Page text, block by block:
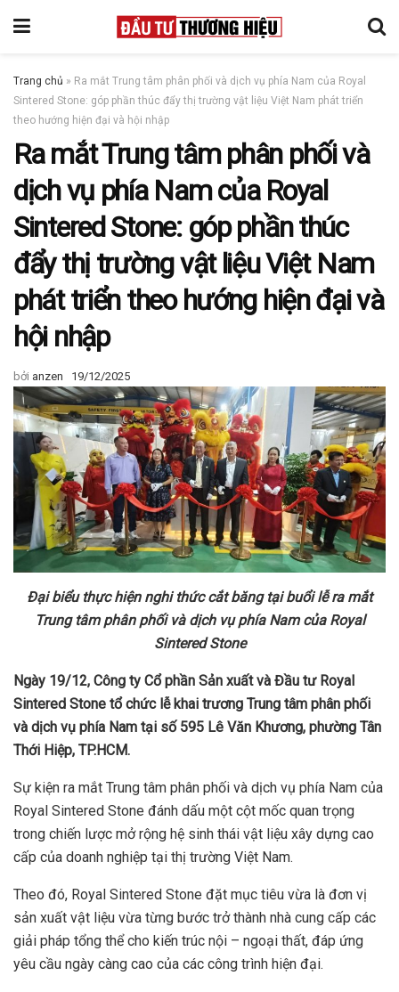
Trang chủ » Ra mắt Trung tâm phân phối và dịch vụ phía Nam của Royal
Sintered Stone: góp phần thúc đẩy thị trường vật liệu Việt Nam phát triển
theo hướng hiện đại và hội nhập
Ra mắt Trung tâm phân phối và
dịch vụ phía Nam của Royal
Sintered Stone: góp phần thúc
đẩy thị trường vật liệu Việt Nam
phát triển theo hướng hiện đại và
hội nhập
bởi anzen 19/12/2025
Đại biểu thực hiện nghi thức cắt băng tại buổi lễ ra mắt
Trung tâm phân phối và dịch vụ phía Nam của Royal
Sintered Stone
Ngày 19/12, Công ty Cổ phần Sản xuất và Đầu tư Royal
Sintered Stone tổ chức lễ khai trương Trung tâm phân phối
và dịch vụ phía Nam tại số 595 Lê Văn Khương, phường Tân
Thới Hiệp, TP.HCM.
Sự kiện ra mắt Trung tâm phân phối và dịch vụ phía Nam của
Royal Sintered Stone đánh dấu một cột mốc quan trọng
trong chiến lược mở rộng hệ sinh thái vật liệu xây dựng cao
cấp của doanh nghiệp tại thị trường Việt Nam.
Theo đó, Royal Sintered Stone đặt mục tiêu vừa là đơn vị
sản xuất vật liệu vừa từng bước trở thành nhà cung cấp các
giải pháp tổng thể cho kiến trúc nội – ngoại thất, đáp ứng
yêu cầu ngày càng cao của các công trình hiện đại.